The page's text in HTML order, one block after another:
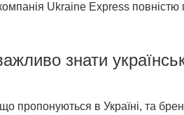
Ukraine Express повністю
знати
пропонуються в Україні, та